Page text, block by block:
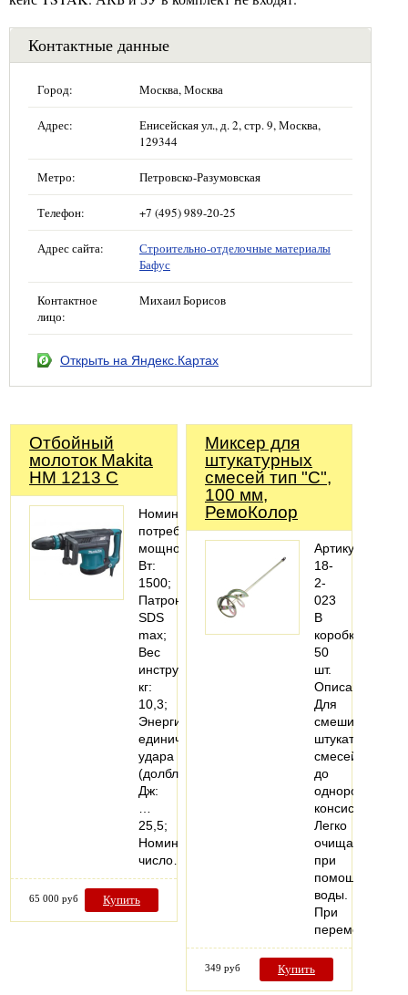
Контактные данные
Город: Москва, Москва
Адрес:
Енисейская ул., д. 2, стр. 9, Москва,
129344
Метро: Петровско-Разумовская
Телефон: +7 (495) 989-20-25
Адрес сайта:
Строительно-отделочные материалы
Бафус
Контактное
лицо:
Михаил Борисов
Открыть на Яндекс.Картах
Отбойный
молоток Makita
HM 1213 C
Номинальная
потребляемая
мощность,
Вт:
1500;
Патрон:
SDS
max;
Вес
инструмента,
кг:
10,3;
Энергия
единичного
удара
(долбление),
Дж:
25,5;
Номинальное
число…
65 000 руб Купить
Миксер для
штукатурных
смесей тип "С",
100 мм,
РемоКолор
Артикул:
18-
2-
023
В
коробке:
50
шт.
Описание:
Для
смешивания
штукатурных
смесей
до
однородной
консистенции.
Легко
очищается
при
помощи
воды.
При
349 руб Купить